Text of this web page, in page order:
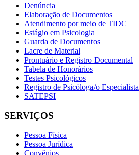
Denúncia
Elaboração de Documentos
Atendimento por meio de TIDC
Estágio em Psicologia
Guarda de Documentos
Lacre de Material
Prontuário e Registro Documental
Tabela de Honorários
Testes Psicológicos
Registro de Psicóloga/o Especialista
SATEPSI
SERVIÇOS
Pessoa Física
Pessoa Jurídica